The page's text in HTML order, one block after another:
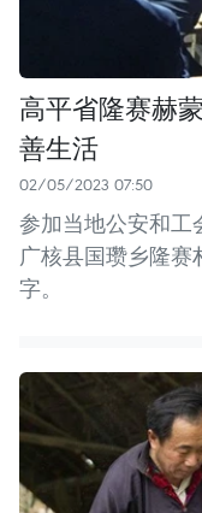
高平省隆赛赫
善生活
02/05/2023 07:50
参加当地公安和工
广核县国瓒乡隆赛
字。